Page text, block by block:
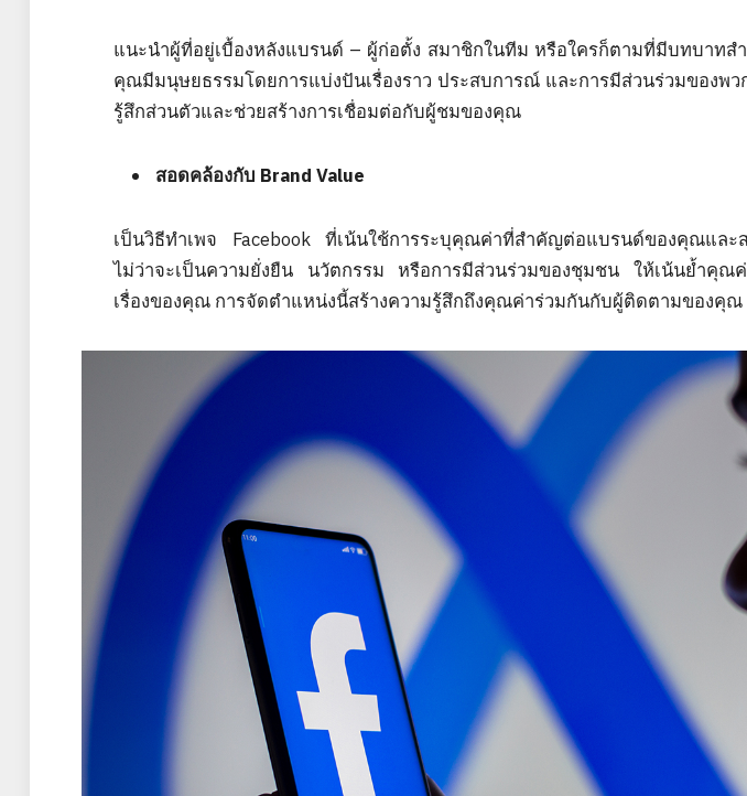
แนะนำผู้ที่อยู่เบื้องหลังแบรนด์ – ผู้ก่อตั้ง สมาชิกในทีม หรือใครก็ตามที่มีบทบาท
คุณมีมนุษยธรรมโดยการแบ่งปันเรื่องราว ประสบการณ์ และการมีส่วนร่วมของพว
รู้สึกส่วนตัวและช่วยสร้างการเชื่อมต่อกับผู้ชมของคุณ
สอดคล้องกับ Brand Value
เป็นวิธีทำเพจ Facebook ที่เน้นใช้การระบุคุณค่าที่สำคัญต่อแบรนด์ของคุณแล
ไม่ว่าจะเป็นความยั่งยืน นวัตกรรม หรือการมีส่วนร่วมของชุมชน ให้เน้นย้ำคุณค่
เรื่องของคุณ การจัดตำแหน่งนี้สร้างความรู้สึกถึงคุณค่าร่วมกันกับผู้ติดตามของคุณ